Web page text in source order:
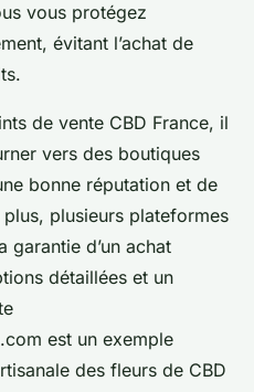
vous protégez
évitant l’achat de
de vente CBD France, il
vers des boutiques
bonne réputation et de
plusieurs plateformes
d’un achat
détaillées et un
est un exemple
des fleurs de CBD